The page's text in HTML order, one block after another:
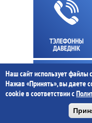
Наш сайт использует файлы
Нажав «Принять», вы даете
cookie в соответствии с